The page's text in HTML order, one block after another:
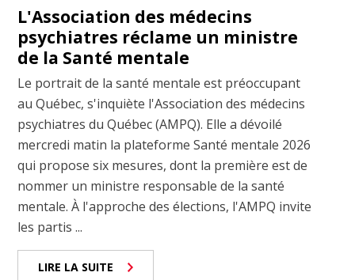
L'Association des médecins
psychiatres réclame un ministre
de la Santé mentale
Le portrait de la santé mentale est préoccupant
au Québec, s'inquiète l'Association des médecins
psychiatres du Québec (AMPQ). Elle a dévoilé
mercredi matin la plateforme Santé mentale 2026
qui propose six mesures, dont la première est de
nommer un ministre responsable de la santé
mentale. À l'approche des élections, l'AMPQ invite
les partis ...
LIRE LA SUITE